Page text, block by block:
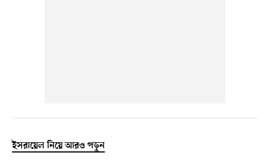
ইসরায়েল নিয়ে আরও পড়ুন